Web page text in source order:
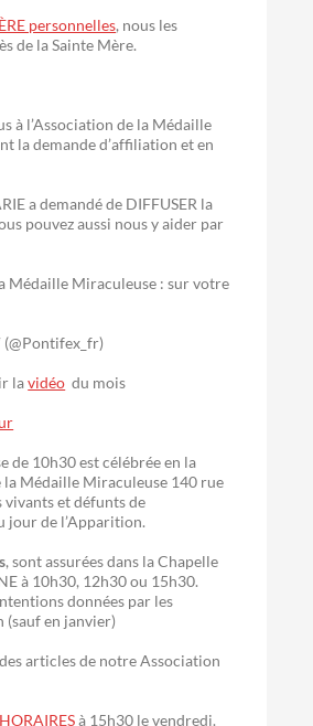
personnelles, nous les
de la Sainte Mère.
à l’Association de la Médaille
la demande d’affiliation et en
a demandé de DIFFUSER la
pouvez aussi nous y aider par
Médaille Miraculeuse : sur votre
(@Pontifex_fr)
lavidéo du mois
de 10h30 est célébrée en la
Médaille Miraculeuse 140 rue
vivants et défunts de
jour de l’Apparition.
, sont assurées dans la Chapelle
à 10h30, 12h30 ou 15h30.
données par les
(sauf en janvier)
articles de notre Association
HORAIRESà 15h30 le vendredi.